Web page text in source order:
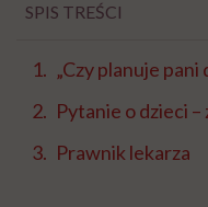
SPIS TREŚCI
„Czy planuje pani
Pytanie o dzieci
Prawnik lekarza